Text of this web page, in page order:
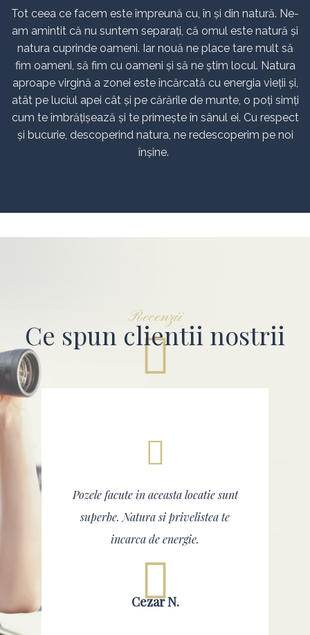
Tot ceea ce facem este împreună cu, în și din natură. Ne-
am amintit că nu suntem separați, că omul este natură și
natura cuprinde oameni. Iar nouă ne place tare mult să
fim oameni, să fim cu oameni și să ne știm locul. Natura
aproape virgină a zonei este încărcată cu energia vieții și,
atât pe luciul apei cât și pe cărările de munte, o poți simți
cum te îmbrățișează și te primește în sânul ei. Cu respect
și bucurie, descoperind natura, ne redescoperim pe noi
înșine.
Recenzii
Ce spun clientii nostrii
Pozele facute in aceasta locatie sunt
superbe. Natura si privelistea te
incarca de energie.
Cezar N.